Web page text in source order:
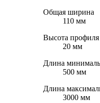
Общая ширина
110 мм
Высота профиля
20 мм
Длина
500 мм
Длина
3000 мм